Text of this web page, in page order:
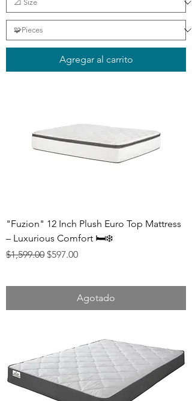
Agregar al carrito
"Fuzion" 12 Inch Plush Euro Top Mattress
– Luxurious Comfort 🛏️❄️
Precio
$1,599.00 Precio de oferta
$597.00
Agotado